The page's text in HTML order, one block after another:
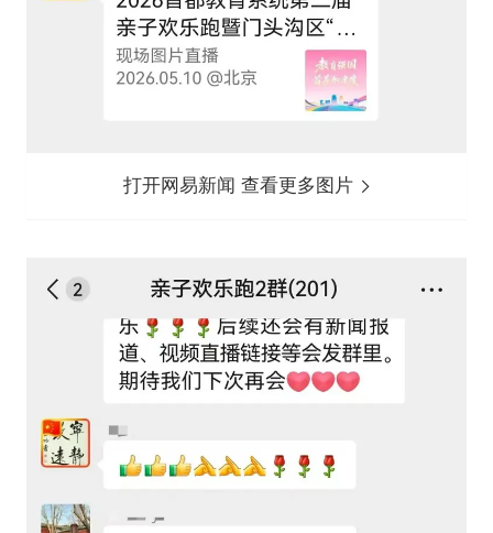
打开网易新闻 查看更多图片